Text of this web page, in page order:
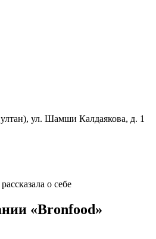
ул. Шамши Калдаякова, д. 1
о себе
«Bronfood»